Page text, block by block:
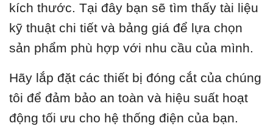
kích thước. Tại đây bạn sẽ tìm thấy tài liệu
kỹ thuật chi tiết và bảng giá để lựa chọn
sản phẩm phù hợp với nhu cầu của mình.
Hãy lắp đặt các thiết bị đóng cắt của chúng
tôi để đảm bảo an toàn và hiệu suất hoạt
động tối ưu cho hệ thống điện của bạn.